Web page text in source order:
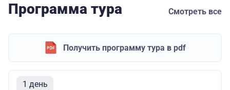
Программа тура Смотреть все
Получить программу тура в pdf
1 день